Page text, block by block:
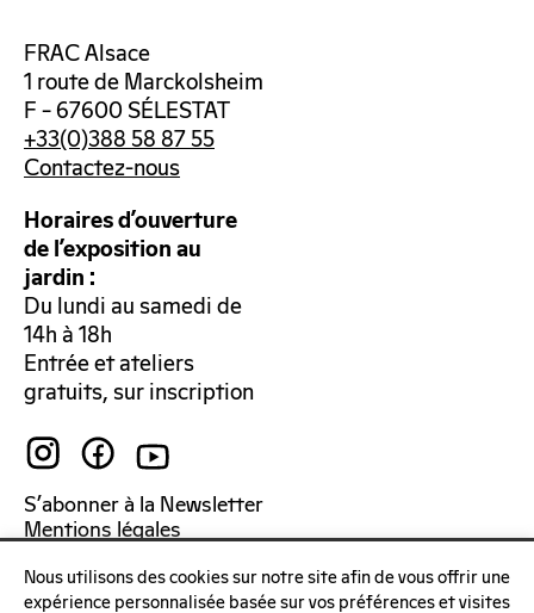
FRAC Alsace
1 route de Marckolsheim
F – 67600 SÉLESTAT
+33(0)388 58 87 55
Contactez-nous
Horaires d’ouverture
de l’exposition au
jardin :
Du lundi au samedi de
14h à 18h
Entrée et ateliers
gratuits, sur inscription
S’abonner à la Newsletter
Mentions légales
Nous utilisons des cookies sur notre site afin de vous offrir une
expérience personnalisée basée sur vos préférences et visites